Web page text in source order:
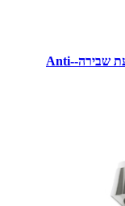
פרמייר מסכה משקמת למילוי סיב השערה ולמניעת שבירה-Anti-